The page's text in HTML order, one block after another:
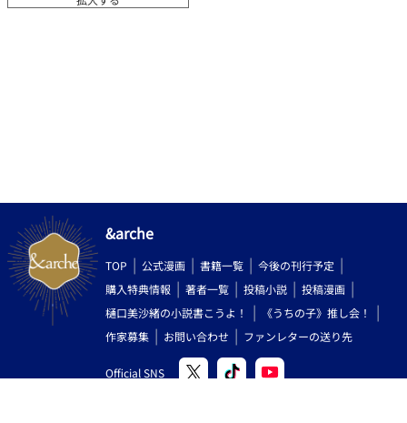
&arche
TOP 公式漫画 書籍一覧
今後の刊行予定
購入特典情報
著者一覧 投稿小説
投稿漫画
樋口美沙緒の小説書こうよ！
《うちの子》推し会！
作家募集
お問い合わせ ファンレターの送り先
Official SNS